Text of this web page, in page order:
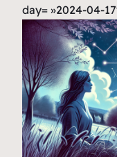
day= »2024-04-